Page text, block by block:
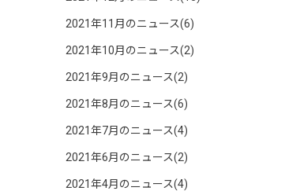
2021年11月のニュース(6)
2021年10月のニュース(2)
2021年9月のニュース(2)
2021年8月のニュース(6)
2021年7月のニュース(4)
2021年6月のニュース(2)
2021年4月のニュース(4)